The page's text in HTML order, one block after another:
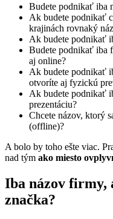
Budete podnikať iba
Ak budete podnikať
krajinách rovnaký
Ak budete podnikať
Budete podnikať iba
aj online?
Ak budete podnikať
otvoríte aj fyzickú
Ak budete podnikať
prezentáciu?
Chcete názov, ktorý
(offline)?
A bolo by toho ešte viac.
nad tým ako miesto
Iba názov firmy,
značka?